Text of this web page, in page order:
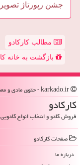
جشن رپورتاژ تصویر
مطالب کارکادو
بازگشت به خانه
كاركادو
فروش کادو و انتخاب انواع
صفحات كاركادو
درباره ما